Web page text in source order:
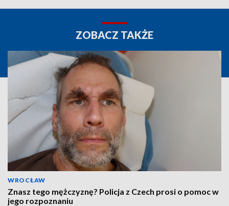
ZOBACZ TAKŻE
WROCŁAW
Znasz tego mężczyznę? Policja z Czech prosi o pomoc w
jego rozpoznaniu